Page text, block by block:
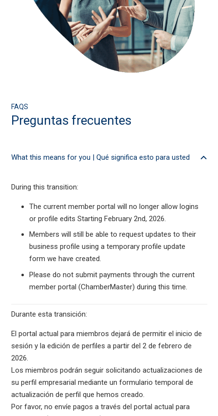
FAQS
Preguntas frecuentes
What this means for you | Qué significa esto para usted
During this transition:
The current member portal will no longer allow logins
or profile edits Starting February 2nd, 2026.
Members will still be able to request updates to their
business profile using a temporary profile update
form we have created.
Please do not submit payments through the current
member portal (ChamberMaster) during this time.
Durante esta transición:
El portal actual para miembros dejará de permitir el inicio de
sesión y la edición de perfiles a partir del 2 de febrero de
2026.
Los miembros podrán seguir solicitando actualizaciones de
su perfil empresarial mediante un formulario temporal de
actualización de perfil que hemos creado.
Por favor, no envíe pagos a través del portal actual para